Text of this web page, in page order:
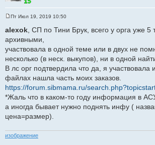
о
б
е
н
е
Пт Июл 19, 2019 10:50
alexok , СП по Тини Брук, всего у орга уже 5
архивными,
участвовала в одной теме или в двух не
несколько (в неск. выкупов), ни в одной
В лс орг подтвердила что да, я участвовала
файлах нашла часть моих заказов.
https://forum.sibmama.ru/
*Жаль что в каком-то году информация в
а иногда бывает нужно поднять инфу (
цена=размер).
изображение